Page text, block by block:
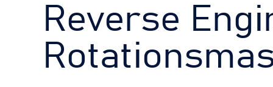
Reverse